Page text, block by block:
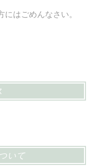
はごめんなさい。
いて